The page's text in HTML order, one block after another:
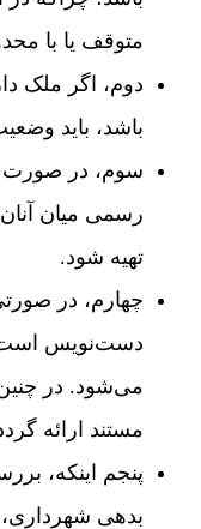
متوقف یا با
دوم، اگر ملک
باشد، باید
سوم، در صورت
رسمی میان
تهیه شود.
چهارم، در
دست‌نویس است،
می‌شود. در چنین
مستند ارائه
پنجم اینکه،
بدهی